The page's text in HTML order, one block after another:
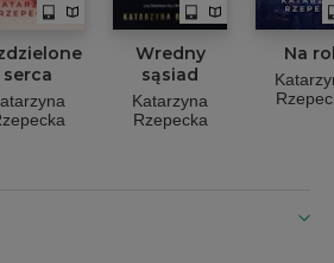
serca
Wredny
sąsiad
Katarzyna
Rzepecka
Na